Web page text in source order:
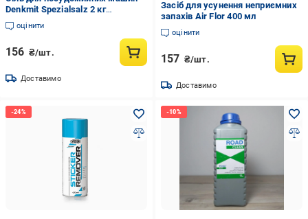
Denkmit Spezialsalz 2 кг
(055286/486110/789577)
оцінити
156 ₴/шт.
Доставимо
Засіб для усунення неприємних
запахів Air Flor 400 мл
оцінити
157 ₴/шт.
Доставимо